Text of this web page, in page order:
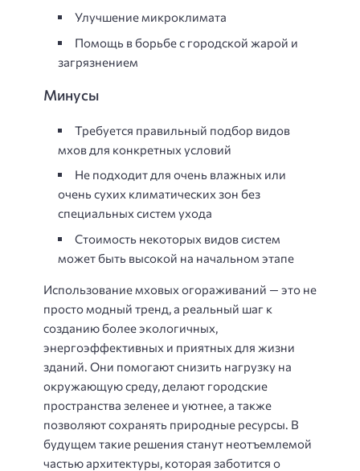
Улучшение микроклимата
Помощь в борьбе с городской жарой и
загрязнением
Минусы
Требуется правильный подбор видов
мхов для конкретных условий
Не подходит для очень влажных или
очень сухих климатических зон без
специальных систем ухода
Стоимость некоторых видов систем
может быть высокой на начальном этапе
Использование мховых огораживаний — это не
просто модный тренд, а реальный шаг к
созданию более экологичных,
энергоэффективных и приятных для жизни
зданий. Они помогают снизить нагрузку на
окружающую среду, делают городские
пространства зеленее и уютнее, а также
позволяют сохранять природные ресурсы. В
будущем такие решения станут неотъемлемой
частью архитектуры, которая заботится о